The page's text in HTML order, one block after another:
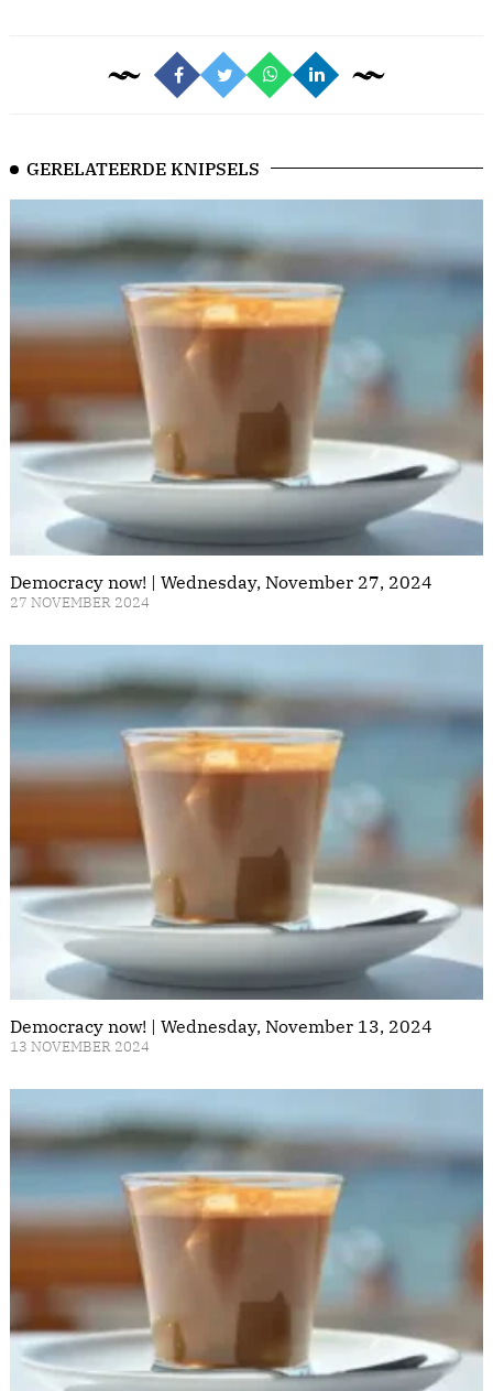
GERELATEERDE KNIPSELS
Democracy now! | Wednesday, November 27, 2024
27 NOVEMBER 2024
Democracy now! | Wednesday, November 13, 2024
13 NOVEMBER 2024